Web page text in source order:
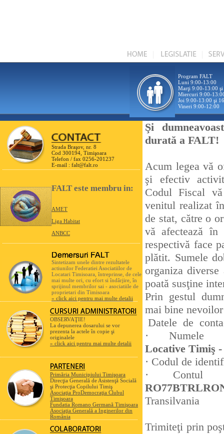
Program FALT
Luni 9:00-13:00
Marţi 9:00-13:00
Miercuri 9:00-
Joi 9:00-13:00 şi
Vineri 9:00-12:00
Strada Braşov, nr. 8
Cod 300194, Timişoara
Telefon / fax 0256-201237
E-mail : falt@falt.ro
FALT este membru in:
AMET
Liga Habitat
ANBCC
Sintetizam unele dintre rezultatele
actiunilor Federatiei Asociatiilor de
Locatari Timisoara, întreprinse, de cele
mai multe ori, cu efort si îndârjire, în
sprijinul membrilor sai - asociatiile de
proprietari din Timisoara
» click aici pentru mai multe detalii
OBSERVAŢIE!
La depunerea dosarului se vor
prezenta la actele în copie şi
originalele
» click aici pentru mai multe detalii
Primăria Municipiului Timişoara
Direcţia Generală de Asistenţă Socială
şi Protecţia Copilului Timiş
Asociaţia ProDemocraţia Clubul
Timişoara
Fundatia Romano Germană Timişoara
Asociaţia Generală a Inginerilor din
România
Şi
durată a FALT!
Acum legea vă
şi efectiv
Codul Fiscal vă
venitul realizat
de stat, către o
vă afectează
respectivă face
plătit. Sumele
organiza
poată susţine
Prin gestul
mai bine
Datele de
· Numele
Locative Timiş
· Codul de
· Contul
Transilvania
Trimiteţi prin